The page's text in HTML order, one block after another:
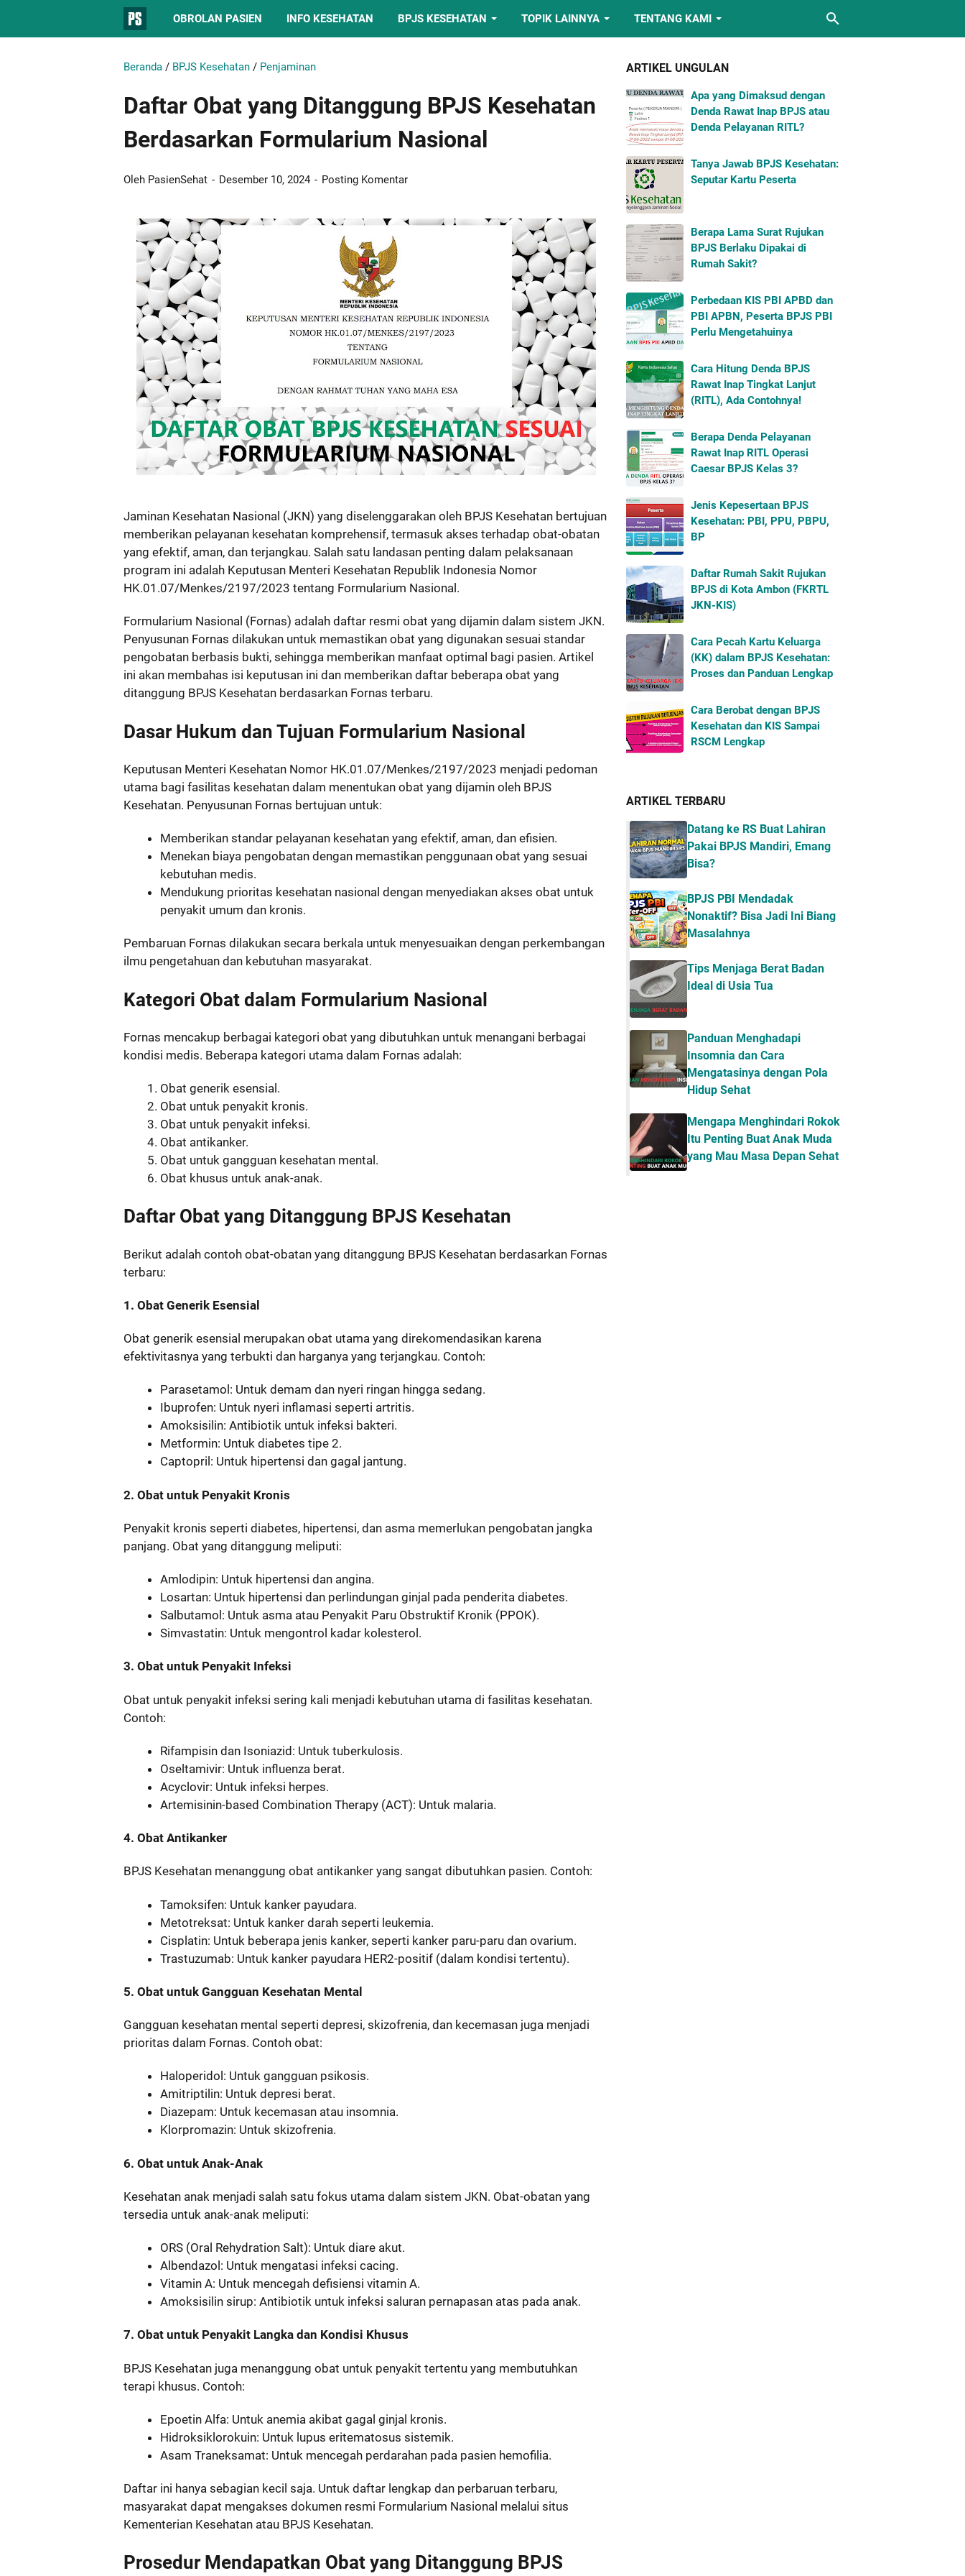
OBROLAN PASIEN INFO KESEHATAN BPJS KESEHATAN TOPIK LAINNYA TENTANG KAMI
Beranda / BPJS Kesehatan / Penjaminan
Daftar Obat yang Ditanggung BPJS Kesehatan
Berdasarkan Formularium Nasional
Oleh PasienSehat Desember 10, 2024 Posting Komentar
Jaminan Kesehatan Nasional (JKN) yang diselenggarakan oleh BPJS Kesehatan bertujuan
memberikan pelayanan kesehatan komprehensif, termasuk akses terhadap obat-obatan
yang efektif, aman, dan terjangkau. Salah satu landasan penting dalam pelaksanaan
program ini adalah Keputusan Menteri Kesehatan Republik Indonesia Nomor
HK.01.07/Menkes/2197/2023 tentang Formularium Nasional.
Formularium Nasional (Fornas) adalah daftar resmi obat yang dijamin dalam sistem JKN.
Penyusunan Fornas dilakukan untuk memastikan obat yang digunakan sesuai standar
pengobatan berbasis bukti, sehingga memberikan manfaat optimal bagi pasien. Artikel
ini akan membahas isi keputusan ini dan memberikan daftar beberapa obat yang
ditanggung BPJS Kesehatan berdasarkan Fornas terbaru.
Dasar Hukum dan Tujuan Formularium Nasional
Keputusan Menteri Kesehatan Nomor HK.01.07/Menkes/2197/2023 menjadi pedoman
utama bagi fasilitas kesehatan dalam menentukan obat yang dijamin oleh BPJS
Kesehatan. Penyusunan Fornas bertujuan untuk:
Memberikan standar pelayanan kesehatan yang efektif, aman, dan efisien.
Menekan biaya pengobatan dengan memastikan penggunaan obat yang sesuai
kebutuhan medis.
Mendukung prioritas kesehatan nasional dengan menyediakan akses obat untuk
penyakit umum dan kronis.
Pembaruan Fornas dilakukan secara berkala untuk menyesuaikan dengan perkembangan
ilmu pengetahuan dan kebutuhan masyarakat.
Kategori Obat dalam Formularium Nasional
Fornas mencakup berbagai kategori obat yang dibutuhkan untuk menangani berbagai
kondisi medis. Beberapa kategori utama dalam Fornas adalah:
Obat generik esensial.
Obat untuk penyakit kronis.
Obat untuk penyakit infeksi.
Obat antikanker.
Obat untuk gangguan kesehatan mental.
Obat khusus untuk anak-anak.
Daftar Obat yang Ditanggung BPJS Kesehatan
Berikut adalah contoh obat-obatan yang ditanggung BPJS Kesehatan berdasarkan Fornas
terbaru:
1. Obat Generik Esensial
Obat generik esensial merupakan obat utama yang direkomendasikan karena
efektivitasnya yang terbukti dan harganya yang terjangkau. Contoh:
Parasetamol: Untuk demam dan nyeri ringan hingga sedang.
Ibuprofen: Untuk nyeri inflamasi seperti artritis.
Amoksisilin: Antibiotik untuk infeksi bakteri.
Metformin: Untuk diabetes tipe 2.
Captopril: Untuk hipertensi dan gagal jantung.
2. Obat untuk Penyakit Kronis
Penyakit kronis seperti diabetes, hipertensi, dan asma memerlukan pengobatan jangka
panjang. Obat yang ditanggung meliputi:
Amlodipin: Untuk hipertensi dan angina.
Losartan: Untuk hipertensi dan perlindungan ginjal pada penderita diabetes.
Salbutamol: Untuk asma atau Penyakit Paru Obstruktif Kronik (PPOK).
Simvastatin: Untuk mengontrol kadar kolesterol.
3. Obat untuk Penyakit Infeksi
Obat untuk penyakit infeksi sering kali menjadi kebutuhan utama di fasilitas kesehatan.
Contoh:
Rifampisin dan Isoniazid: Untuk tuberkulosis.
Oseltamivir: Untuk influenza berat.
Acyclovir: Untuk infeksi herpes.
Artemisinin-based Combination Therapy (ACT): Untuk malaria.
4. Obat Antikanker
BPJS Kesehatan menanggung obat antikanker yang sangat dibutuhkan pasien. Contoh:
Tamoksifen: Untuk kanker payudara.
Metotreksat: Untuk kanker darah seperti leukemia.
Cisplatin: Untuk beberapa jenis kanker, seperti kanker paru-paru dan ovarium.
Trastuzumab: Untuk kanker payudara HER2-positif (dalam kondisi tertentu).
5. Obat untuk Gangguan Kesehatan Mental
Gangguan kesehatan mental seperti depresi, skizofrenia, dan kecemasan juga menjadi
prioritas dalam Fornas. Contoh obat:
Haloperidol: Untuk gangguan psikosis.
Amitriptilin: Untuk depresi berat.
Diazepam: Untuk kecemasan atau insomnia.
Klorpromazin: Untuk skizofrenia.
6. Obat untuk Anak-Anak
Kesehatan anak menjadi salah satu fokus utama dalam sistem JKN. Obat-obatan yang
tersedia untuk anak-anak meliputi:
ORS (Oral Rehydration Salt): Untuk diare akut.
Albendazol: Untuk mengatasi infeksi cacing.
Vitamin A: Untuk mencegah defisiensi vitamin A.
Amoksisilin sirup: Antibiotik untuk infeksi saluran pernapasan atas pada anak.
7. Obat untuk Penyakit Langka dan Kondisi Khusus
BPJS Kesehatan juga menanggung obat untuk penyakit tertentu yang membutuhkan
terapi khusus. Contoh:
Epoetin Alfa: Untuk anemia akibat gagal ginjal kronis.
Hidroksiklorokuin: Untuk lupus eritematosus sistemik.
Asam Traneksamat: Untuk mencegah perdarahan pada pasien hemofilia.
Daftar ini hanya sebagian kecil saja. Untuk daftar lengkap dan perbaruan terbaru,
masyarakat dapat mengakses dokumen resmi Formularium Nasional melalui situs
Kementerian Kesehatan atau BPJS Kesehatan.
Prosedur Mendapatkan Obat yang Ditanggung BPJS
ARTIKEL UNGULAN
Apa yang Dimaksud dengan
Denda Rawat Inap BPJS atau
Denda Pelayanan RITL?
Tanya Jawab BPJS Kesehatan:
Seputar Kartu Peserta
Berapa Lama Surat Rujukan
BPJS Berlaku Dipakai di
Rumah Sakit?
Perbedaan KIS PBI APBD dan
PBI APBN, Peserta BPJS PBI
Perlu Mengetahuinya
Cara Hitung Denda BPJS
Rawat Inap Tingkat Lanjut
(RITL), Ada Contohnya!
Berapa Denda Pelayanan
Rawat Inap RITL Operasi
Caesar BPJS Kelas 3?
Jenis Kepesertaan BPJS
Kesehatan: PBI, PPU, PBPU,
BP
Daftar Rumah Sakit Rujukan
BPJS di Kota Ambon (FKRTL
JKN-KIS)
Cara Pecah Kartu Keluarga
(KK) dalam BPJS Kesehatan:
Proses dan Panduan Lengkap
Cara Berobat dengan BPJS
Kesehatan dan KIS Sampai
RSCM Lengkap
ARTIKEL TERBARU
Datang ke RS Buat Lahiran
Pakai BPJS Mandiri, Emang
Bisa?
BPJS PBI Mendadak
Nonaktif? Bisa Jadi Ini Biang
Masalahnya
Tips Menjaga Berat Badan
Ideal di Usia Tua
Panduan Menghadapi
Insomnia dan Cara
Mengatasinya dengan Pola
Hidup Sehat
Mengapa Menghindari Rokok
Itu Penting Buat Anak Muda
yang Mau Masa Depan Sehat